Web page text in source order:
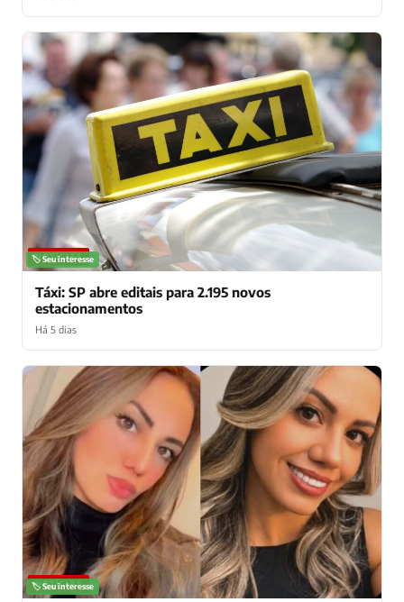
NOTÍCIAS
🏷️ Seu interesse
Táxi: SP abre editais para 2.195 novos
estacionamentos
Há 5 dias
NOTÍCIAS
🏷️ Seu interesse